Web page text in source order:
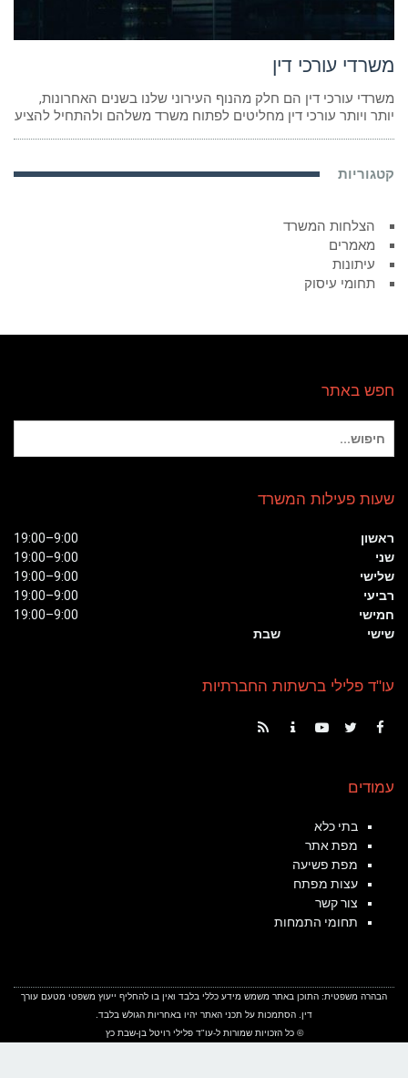
משרדי עורכי דין
משרדי עורכי דין הם חלק מהנוף העירוני שלנו בשנים האחרונות,
יותר ויותר עורכי דין מחליטים לפתוח משרד משלהם ולהתחיל להציע
קטגוריות
הצלחות המשרד
מאמרים
עיתונות
תחומי עיסוק
חפש באתר
עבור:
שעות פעילות המשרד
ראשון
9:00–19:00
שני
9:00–19:00
שלישי
9:00–19:00
רביעי
9:00–19:00
חמישי
9:00–19:00
שישי
שבת
עו"ד פלילי ברשתות החברתיות
עמודים
בתי כלא
מפת אתר
מפת פשיעה
עצות מפתח
צור קשר
תחומי התמחות
הבהרה משפטית: התוכן באתר משמש מידע כללי בלבד ואין בו להחליף ייעוץ משפטי מטעם עורך
דין. הסתמכות על תכני האתר יהיו באחריות הגולש בלבד.
© כל הזכויות שמורות ל-עו"ד פלילי רויטל בן-שבת כץ